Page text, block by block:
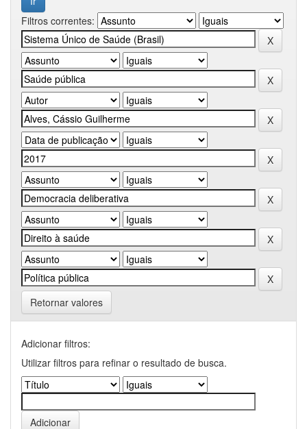
Filtros correntes:
Retornar valores
Adicionar filtros:
Utilizar filtros para refinar o resultado de busca.